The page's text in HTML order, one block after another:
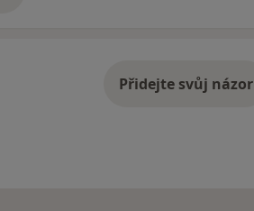
Přidejte svůj názor